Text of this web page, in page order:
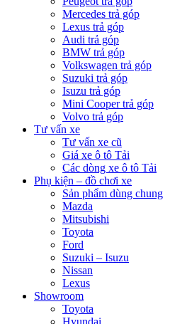
Mercedes trả góp
Lexus trả góp
Audi trả góp
BMW trả góp
Volkswagen trả góp
Suzuki trả góp
Isuzu trả góp
Mini Cooper trả góp
Volvo trả góp
Tư vấn xe
Tư vấn xe cũ
Giá xe ô tô Tải
Các dòng xe ô tô Tải
Phụ kiện – đồ chơi xe
Sản phẩm dùng chung
Mazda
Mitsubishi
Toyota
Ford
Suzuki – Isuzu
Nissan
Lexus
Showroom
Toyota
Hyundai